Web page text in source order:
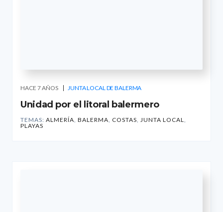
HACE 7 AÑOS JUNTA LOCAL DE BALERMA
Unidad por el litoral balermero
TEMAS: ALMERÍA, BALERMA, COSTAS, JUNTA LOCAL,
PLAYAS